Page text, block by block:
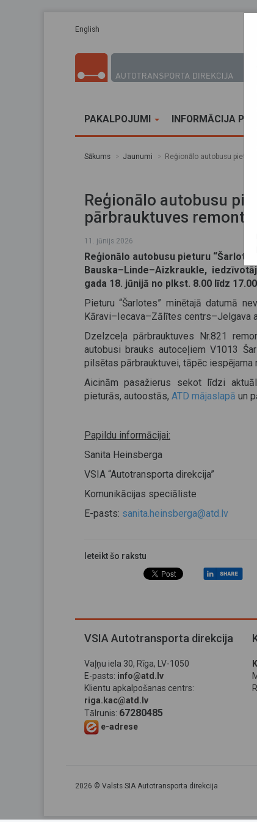
English
PAKALPOJUMI INFORMĀCIJA
Sākums Jaunumi Reģionālo autobusu
Reģionālo autobusu
pārbrauktuves remonta
11. jūnijs 2026
Reģionālo autobusu pieturu
Bauska–Linde–Aizkraukle,
gada 18. jūnijā no plkst. 8.00 līdz
Pieturu “Šarlotes” minētajā datumā
Kāravi–Iecava–Zālītes centrs–Jelgava
Dzelzceļa pārbrauktuves Nr.821
autobusi brauks autoceļiem V1013
pilsētas pārbrauktuvei, tāpēc iespējama
Aicinām pasažierus sekot līdzi
pieturās, autoostās, ATD mājaslapā un
Papildu informācijai:
Sanita Heinsberga
VSIA “Autotransporta direkcija”
Komunikācijas speciāliste
E-pasts: sanita.heinsberga@atd.lv
Ieteikt šo rakstu
VSIA Autotransporta direkcija
Vaļņu iela 30, Rīga, LV-1050
E-pasts: info@atd.lv
Klientu apkalpošanas centrs:
riga.kac@atd.lv
Tālrunis: 67280485
e-adrese
2026 © Valsts SIA Autotransporta direkcija